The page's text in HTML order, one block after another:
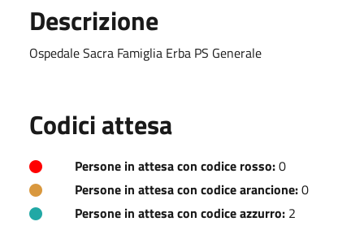
Descrizione
Ospedale Sacra Famiglia Erba PS Generale
Codici attesa
Persone in attesa con codice rosso:0
Persone in attesa con codice arancione:0
Persone in attesa con codice azzurro: 2